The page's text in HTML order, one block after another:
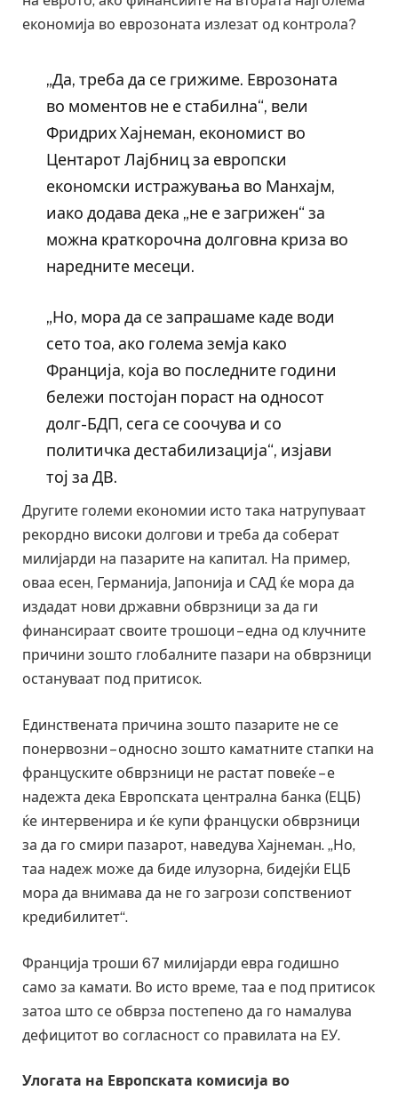
економија во еврозоната излезат од контрола?
„Да, треба да се грижиме. Еврозоната
во моментов не е стабилна“, вели
Фридрих Хајнеман, економист во
Центарот Лајбниц за европски
економски истражувања во Манхајм,
иако додава дека „не е загрижен“ за
можна краткорочна долговна криза во
наредните месеци.
„Но, мора да се запрашаме каде води
сето тоа, ако голема земја како
Франција, која во последните години
бележи постојан пораст на односот
долг-БДП, сега се соочува и со
политичка дестабилизација“, изјави
тој за ДВ.
Другите големи економии исто така натрупуваат
рекордно високи долгови и треба да соберат
милијарди на пазарите на капитал. На пример,
оваа есен, Германија, Јапонија и САД ќе мора да
издадат нови државни обврзници за да ги
финансираат своите трошоци – една од клучните
причини зошто глобалните пазари на обврзници
остануваат под притисок.
Единствената причина зошто пазарите не се
понервозни – односно зошто каматните стапки на
француските обврзници не растат повеќе – е
надежта дека Европската централна банка (ЕЦБ)
ќе интервенира и ќе купи француски обврзници
за да го смири пазарот, наведува Хајнеман. „Но,
таа надеж може да биде илузорна, бидејќи ЕЦБ
мора да внимава да не го загрози сопствениот
кредибилитет“.
Франција троши 67 милијарди евра годишно
само за камати. Во исто време, таа е под притисок
затоа што се обврза постепено да го намалува
дефицитот во согласност со правилата на ЕУ.
Улогата на Европската комисија во